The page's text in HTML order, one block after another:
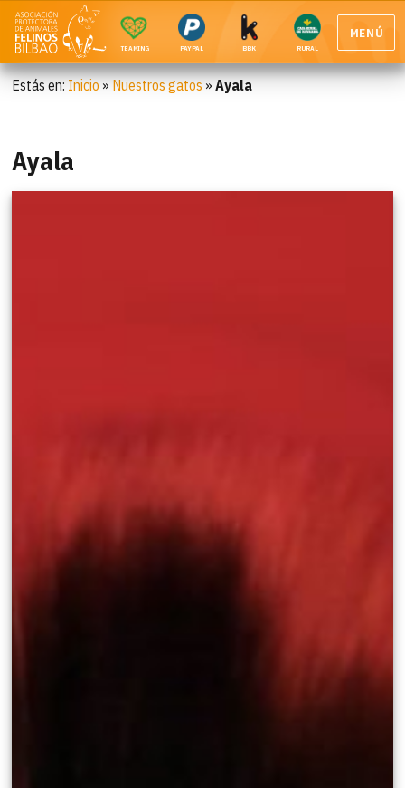
TEAMING PAYPAL BBK RURAL
MENÚ
Estás en: Inicio » Nuestros gatos »Ayala
Ayala